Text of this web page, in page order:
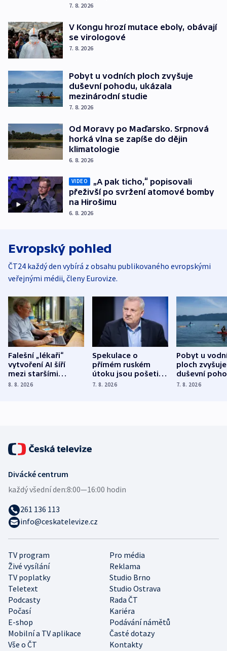
7. 8. 2026
V Kongu hrozí mutace eboly, obávají
se virologové
7. 8. 2026
Pobyt u vodních ploch zvyšuje
duševní pohodu, ukázala
mezinárodní studie
7. 8. 2026
Od Moravy po Maďarsko. Srpnová
horká vlna se zapíše do dějin
klimatologie
6. 8. 2026
VIDEO
„A pak ticho,“ popisovali
přeživší po svržení atomové bomby
na Hirošimu
6. 8. 2026
Evropský pohled
ČT24 každý den vybírá z obsahu publikovaného evropskými
veřejnými médii, členy Eurovize.
Falešní „lékaři“
vytvoření AI šíří
mezi staršími
Poláky nebezpečné
8. 8. 2026
Spekulace o
přímém ruském
útoku jsou pošetilé,
míní estonský
7. 8. 2026
Pobyt u
ploch zvyšuje
duševní
ukázala
7. 8. 2026
TV program
Pro média
Živé vysílání
Reklama
TV poplatky
Studio Brno
Teletext
Studio Ostrava
Podcasty
Rada ČT
Počasí
Kariéra
E-shop
Podávání námětů
Mobilní a TV aplikace
Časté dotazy
Vše o ČT
Kontakty
Divácké centrum
každý všední den:8:00—16:00 hodin
261 136 113
info@ceskatelevize.cz